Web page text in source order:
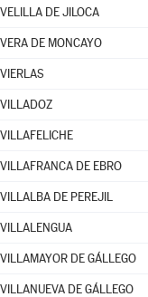
VELILLA DE JILOCA
VERA DE MONCAYO
VIERLAS
VILLADOZ
VILLAFELICHE
VILLAFRANCA DE EBRO
VILLALBA DE PEREJIL
VILLALENGUA
VILLAMAYOR DE GÁLLEGO
VILLANUEVA DE GÁLLEGO